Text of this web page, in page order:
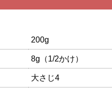
200g
8g（1/2かけ）
大さじ4